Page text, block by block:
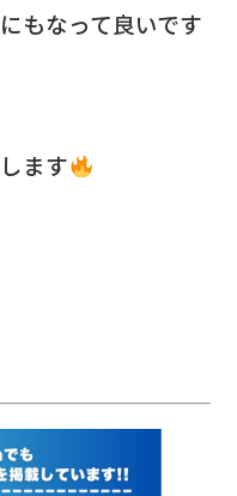
もなって良いです
ます